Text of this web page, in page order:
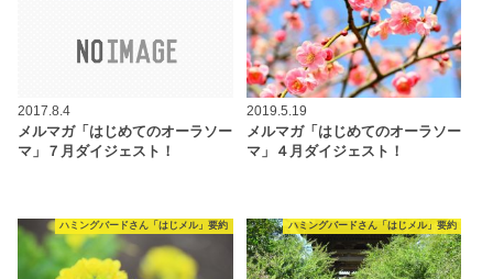
2017.8.4
メルマガ「はじめてのオーラソー
マ」７月ダイジェスト！
2019.5.19
メルマガ「はじめてのオーラソー
マ」４月ダイジェスト！
ハミングバードさん「はじメル」要約 ハミングバードさん「はじメル」要約